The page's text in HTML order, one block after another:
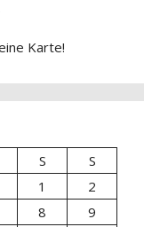
Karte!
S
S
1
2
8
9